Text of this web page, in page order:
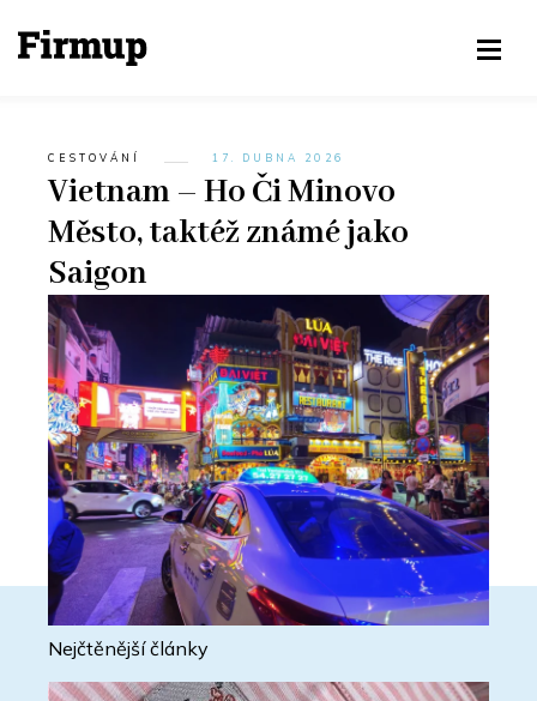
CESTOVÁNÍ 17. DUBNA 2026
Vietnam – Ho Či Minovo
Město, taktéž známé jako
Saigon
Nejčtěnější články